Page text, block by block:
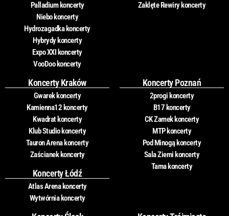
Palladium koncerty
Niebo koncerty
Hydrozagadka koncerty
Hybrydy koncerty
Expo XXI koncerty
VooDoo koncerty
Zaklęte Rewiry koncerty
Koncerty Kraków
Gwarek koncerty
Kamienna12 koncerty
Kwadrat koncerty
Klub Studio koncerty
Tauron Arena koncerty
Zaścianek koncerty
Koncerty Łódź
Atlas Arena koncerty
Wytwórnia koncerty
Koncerty Poznań
2progi koncerty
B17 koncerty
CK Zamek koncerty
MTP koncerty
Pod Minogą koncerty
Sala Ziemi koncerty
Tama koncerty